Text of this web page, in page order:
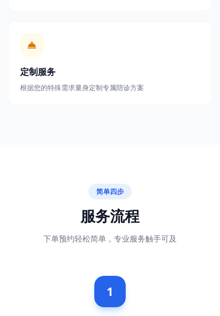
定制服务
根据您的特殊需求量身定制专属陪诊方案
简单四步
服务流程
下单预约轻松简单，专业服务触手可及
1